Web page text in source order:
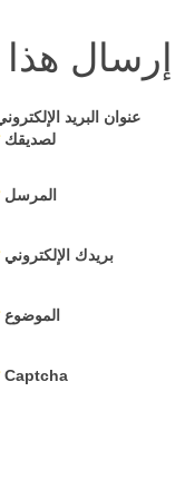
إرسال
عنوان البريد
لصديقك
المرسل
بريدك الإلكتروني
الموضوع
Captcha